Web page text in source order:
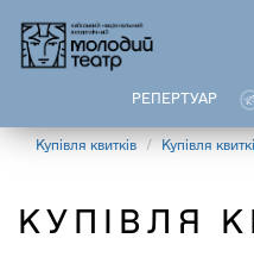
основного
РЕПЕРТУАР
Купівля квитків Купівля
КУПІВЛЯ